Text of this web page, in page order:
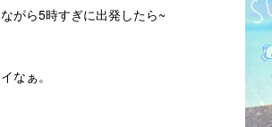
がら5時すぎに出発したら~
なぁ。